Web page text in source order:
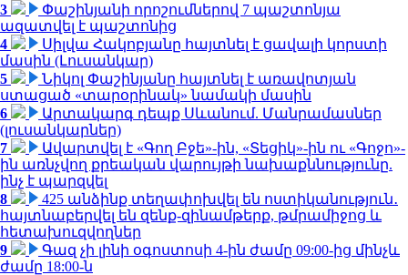
3
Փաշինյանի որոշումներով 7 պաշտոնյա
ազատվել է պաշտոնից
4
Սիլվա Հակոբյանը հայտնել է ցավալի կորստի
մասին (Լուսանկար)
5
Նիկոլ Փաշինյանը հայտնել է առավոտյան
ստացած «տարօրինակ» նամակի մասին
6
Արտակարգ դեպք Սևանում. Մանրամասներ
(լուսանկարներ)
7
Ավարտվել է «Գող Բջե»-ին, «Տեցիկ»-ին ու «Գոջո»-
ին առնչվող քրեական վարույթի նախաքննությունը.
ինչ է պարզվել
8
425 անձինք տեղափոխվել են ոստիկանություն․
հայտնաբերվել են զենք-զինամթերք, թմրամիջոց և
հետախուզվողներ
9
Գազ չի լինի օգոստոսի 4-ին ժամը 09:00-ից մինչև
ժամը 18:00-ն